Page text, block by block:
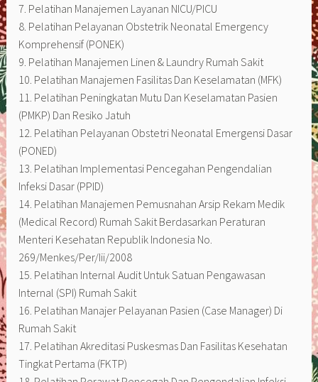
7. Pelatihan Manajemen Layanan NICU/PICU
8. Pelatihan Pelayanan Obstetrik Neonatal Emergency
Komprehensif (PONEK)
9. Pelatihan Manajemen Linen & Laundry Rumah Sakit
10. Pelatihan Manajemen Fasilitas Dan Keselamatan (MFK)
11. Pelatihan Peningkatan Mutu Dan Keselamatan Pasien
(PMKP) Dan Resiko Jatuh
12. Pelatihan Pelayanan Obstetri Neonatal Emergensi Dasar
(PONED)
13. Pelatihan Implementasi Pencegahan Pengendalian
Infeksi Dasar (PPID)
14. Pelatihan Manajemen Pemusnahan Arsip Rekam Medik
(Medical Record) Rumah Sakit Berdasarkan Peraturan
Menteri Kesehatan Republik Indonesia No.
269/Menkes/Per/Iii/2008
15. Pelatihan Internal Audit Untuk Satuan Pengawasan
Internal (SPI) Rumah Sakit
16. Pelatihan Manajer Pelayanan Pasien (Case Manager) Di
Rumah Sakit
17. Pelatihan Akreditasi Puskesmas Dan Fasilitas Kesehatan
Tingkat Pertama (FKTP)